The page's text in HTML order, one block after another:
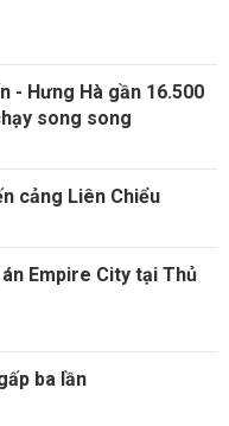
- Hưng Hà gần 16.500
song song
cảng Liên Chiểu
Empire City tại Thủ
ba lần